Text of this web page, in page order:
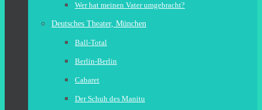
Wer hat meinen Vater umgebracht?
Deutsches Theater, München
Ball-Total
Berlin-Berlin
Cabaret
Der Schuh des Manitu